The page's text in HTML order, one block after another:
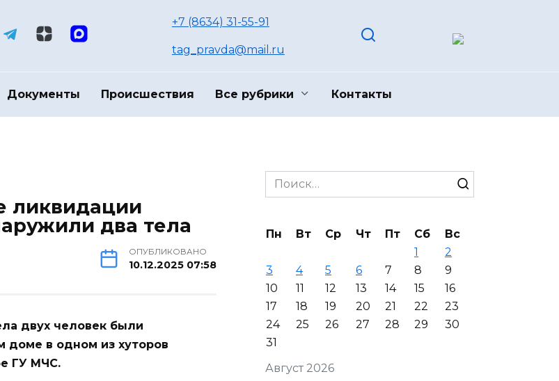
+7 (8634) 31-55-91
tag_pravda@mail.ru
Документы Происшествия Все рубрики Контакты
ликвидации
два тела
ОПУБЛИКОВАНО
10.12.2025 07:58
двух человек были
доме в одном из хуторов
ГУ МЧС.
Search
for:
Август 2026
Пн Вт Ср Чт Пт Сб
Вс
1
2
3
4 5 6 7 8
9
10
11 12 13 14 15
16
17
18 19 20 21 22
23
24
25 26 27 28 29
30
31